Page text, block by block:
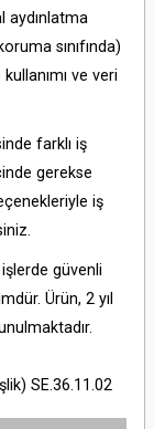
aydınlatma
sınıfında)
ve veri
farklı iş
gerekse
iş
güvenli
Ürün, 2 yıl
SE.36.11.02